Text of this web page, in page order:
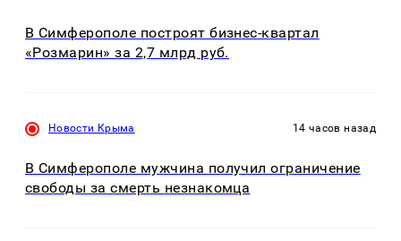
В Симферополе построят бизнес-квартал
«Розмарин» за 2,7 млрд руб.
Новости Крыма 14 часов назад
В Симферополе мужчина получил ограничение
свободы за смерть незнакомца